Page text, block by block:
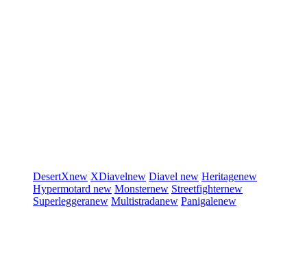
DesertXnew XDiavelnew Diavel new Heritagenew
Hypermotard new Monsternew Streetfighternew
Superleggeranew Multistradanew Panigalenew